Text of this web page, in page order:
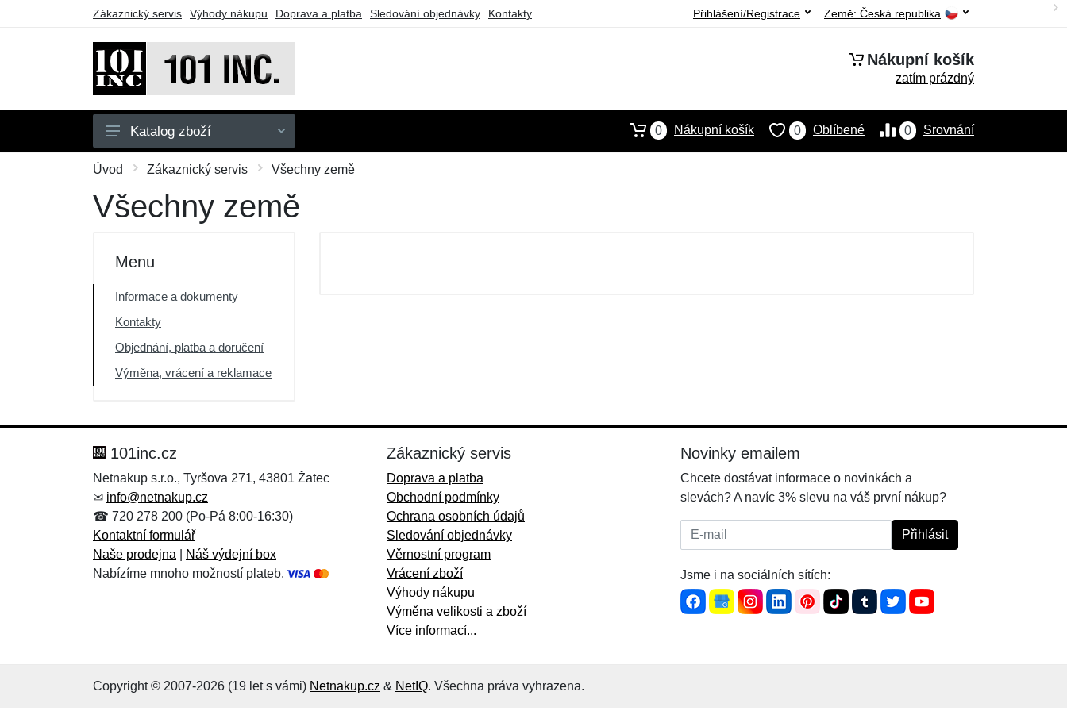
Zákaznický servis Výhody nákupu Doprava a platba Sledování objednávky Kontakty Země: Česká republika
Přihlášení/Registrace
Nákupní košík
zatím prázdný
Pánské
Dětské
Výprodej
Katalog zboží 0 Srovnání
0 Oblíbené
0 Nákupní košík
Úvod Zákaznický servis Všechny země
Všechny země
Menu
Informace a dokumenty
Kontakty
Objednání, platba a doručení
Výměna, vrácení a reklamace
101inc.cz
Netnakup s.r.o., Tyršova 271, 43801 Žatec
✉ info@netnakup.cz
☎ 720 278 200 (Po-Pá 8:00-16:30)
Kontaktní formulář
Naše prodejna
Náš výdejní box
Nabízíme mnoho možností plateb.
Zákaznický servis
Doprava a platba
Obchodní podmínky
Ochrana osobních údajů
Sledování objednávky
Věrnostní program
Vrácení zboží
Výhody nákupu
Výměna velikosti a zboží
Více informací...
Novinky emailem
Chcete dostávat informace o novinkách a
slevách? A navíc 3% slevu na váš první nákup?
E-mail: Přihlásit
Jsme i na sociálních sítích:
Copyright © 2007-2026 (19 let s vámi) Netnakup.cz & NetIQ. Všechna práva vyhrazena.